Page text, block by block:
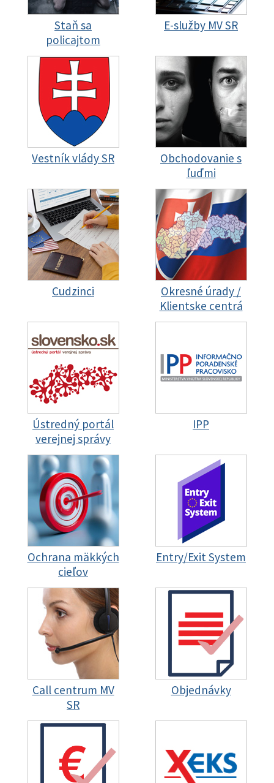
Staň sa
policajtom
E-služby MV SR
Vestník vlády SR
Obchodovanie s
ľuďmi
Cudzinci
Okresné úrady /
Klientske centrá
Ústredný portál
verejnej správy
IPP
Ochrana mäkkých
cieľov
Entry/Exit System
Call centrum MV
SR
Objednávky